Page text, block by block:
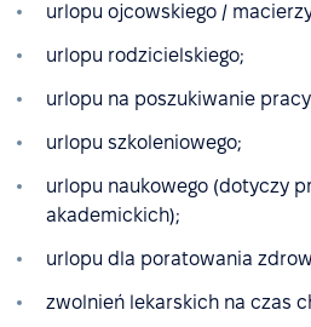
urlopu ojcowskiego /
urlopu rodzicielskiego;
urlopu na poszukiwanie
urlopu szkoleniowego;
urlopu naukowego (dotyczy
akademickich);
urlopu dla poratowania
zwolnień lekarskich na czas